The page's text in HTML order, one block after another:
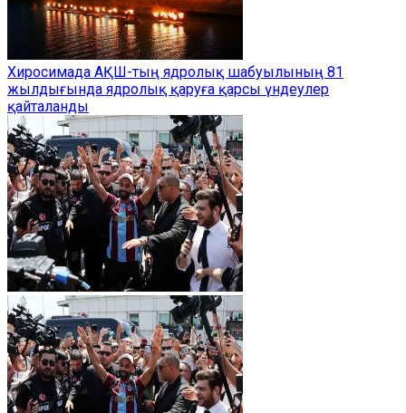
Хиросимада АҚШ-тың ядролық шабуылының 81
жылдығында ядролық қаруға қарсы үндеулер
қайталанды